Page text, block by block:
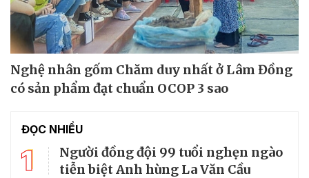
Nghệ nhân gốm Chăm duy nhất ở Lâm Đồng
có sản phẩm đạt chuẩn OCOP 3 sao
ĐỌC NHIỀU
1
Người đồng đội 99 tuổi nghẹn ngào
tiễn biệt Anh hùng La Văn Cầu